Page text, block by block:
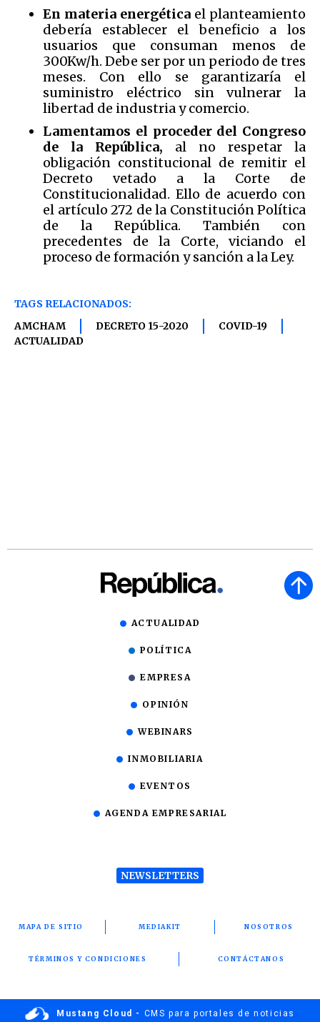
En materia energética el planteamiento
debería establecer el beneficio a los
usuarios que consuman menos de
300Kw/h. Debe ser por un periodo de tres
meses. Con ello se garantizaría el
suministro eléctrico sin vulnerar la
libertad de industria y comercio.
Lamentamos el proceder del Congreso
de la República, al no respetar la
obligación constitucional de remitir el
Decreto vetado a la Corte de
Constitucionalidad. Ello de acuerdo con
el artículo 272 de la Constitución Política
de la República. También con
precedentes de la Corte, viciando el
proceso de formación y sanción a la Ley.
TAGS RELACIONADOS:
AMCHAM
DECRETO 15-2020
COVID-19
ACTUALIDAD
ACTUALIDAD
POLÍTICA
EMPRESA
OPINIÓN
WEBINARS
INMOBILIARIA
EVENTOS
AGENDA EMPRESARIAL
NEWSLETTERS
MAPA DE SITIO MEDIAKIT NOSOTROS
TÉRMINOS Y CONDICIONES CONTÁCTANOS
Mustang Cloud - CMS para portales de noticias